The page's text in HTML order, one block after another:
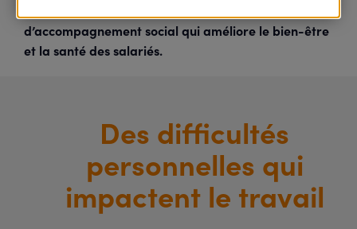
d’accompagnement social qui améliore le bien-être
et la santé des salariés.
Des difficultés
personnelles qui
impactent le travail